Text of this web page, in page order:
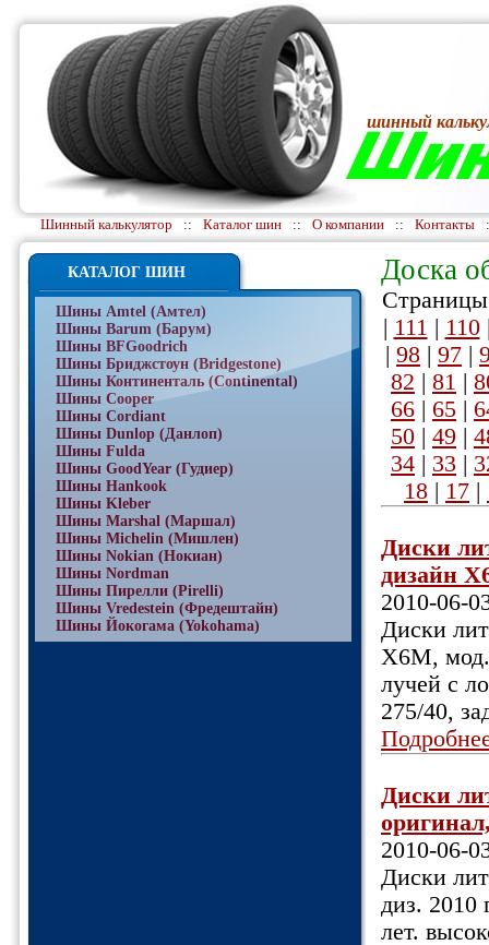
шинный
Шинный калькулятор :: Каталог шин :: О компании :: Контакты
КАТАЛОГ ШИН
Шины Amtel (Амтел)
Шины Barum (Барум)
Шины BFGoodrich
Шины Бриджстоун (Bridgestone)
Шины Континенталь (Continental)
Шины Cooper
Шины Cordiant
Шины Dunlop (Данлоп)
Шины Fulda
Шины GoodYear (Гудиер)
Шины Hankook
Шины Kleber
Шины Marshal (Маршал)
Шины Michelin (Мишлен)
Шины Nokian (Нокиан)
Шины Nordman
Шины Пирелли (Pirelli)
Шины Vredestein (Фредештайн)
Шины Йокогама (Yokohama)
Доска
| 111 | 110
| 98 | 97 |
82 | 81 |
66 | 65 |
50 | 49 |
34 | 33 |
18 | 17 |
Диски
дизайн
2010-06-
Диски
X6М, мод.
лучей с
275/40,
Диски
2010-06-
Диски
диз. 2010
лет.